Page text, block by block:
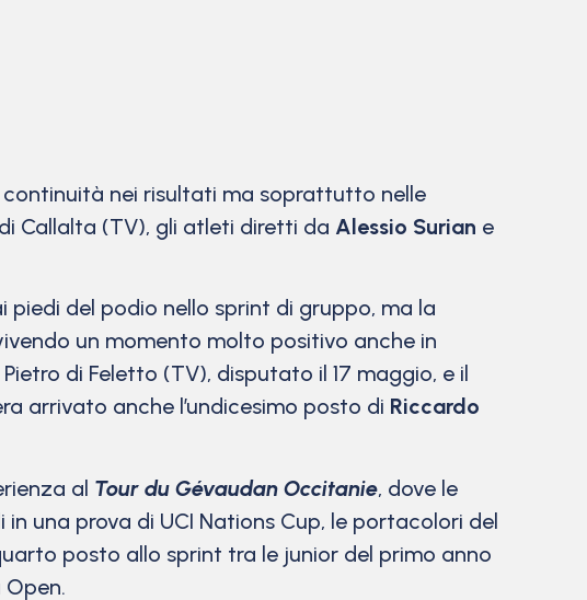
continuità nei risultati ma soprattutto nelle
Callalta (TV), gli atleti diretti da Alessio Surian e
piedi del podio nello sprint di gruppo, ma la
un momento molto positivo anche in
Pietro di Feletto (TV), disputato il 17 maggio, e il
arrivato anche l’undicesimo posto di Riccardo
al Tour du Gévaudan Occitanie, dove le
una prova di UCI Nations Cup, le portacolori del
posto allo sprint tra le junior del primo anno
Open.